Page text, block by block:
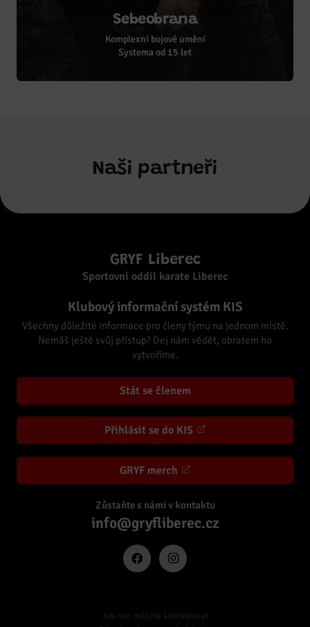
Sebeobrana
Komplexní bojové umění
Systema od 15 let
Naši partneři
GRYF Liberec
Sportovní oddíl karate Liberec
Klubový informační systém KIS
Všechny důležité informace pro členy týmu na jednom místě.
Nemáš ještě svůj přístup? Dej nám vědět, obratem ho
vytvoříme.
Stát se členem
Přihlásit se do KIS
GRYF merch
Zůstaňte s námi v kontaktu
info@gryfliberec.cz
Jak nás můžete kontaktovat